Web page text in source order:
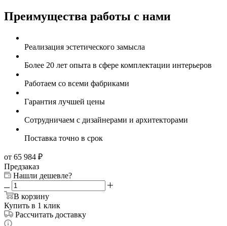
Преимущества работы с нами
Реализация эстетического замысла
Более 20 лет опыта в сфере комплектации интерьеров
Работаем со всеми фабриками
Гарантия лучшей цены
Сотрудничаем с дизайнерами и архитекторами
Поставка точно в срок
от 65 984 ₽
Предзаказ
Нашли дешевле?
В корзину
Купить в 1 клик
Рассчитать доставку